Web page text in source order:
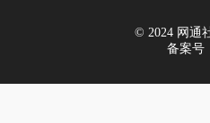
© 2024 网通
备案号